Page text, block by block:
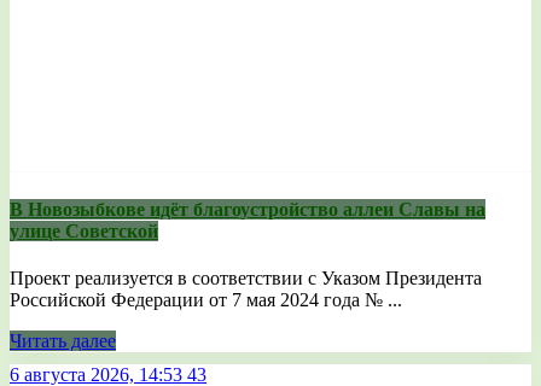
В Новозыбкове идёт благоустройство аллеи Славы на
улице Советской
Проект реализуется в соответствии с Указом Президента
Российской Федерации от 7 мая 2024 года № ...
Читать далее
6 августа 2026, 14:53 43